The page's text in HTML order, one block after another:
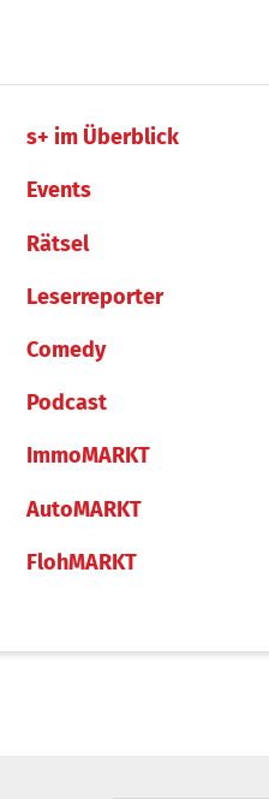
s+ im Überblick
Events
Rätsel
Leserreporter
Comedy
Podcast
ImmoMARKT
AutoMARKT
FlohMARKT